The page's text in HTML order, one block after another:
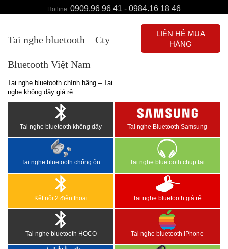
Hotline: 0909.96 96 41 - 0984.16 18 46
Tai nghe bluetooth – Cty
Bluetooth Việt Nam
Tai nghe bluetooth chính hãng – Tai
nghe không dây giá rẻ
LIÊN HỆ MUA
HÀNG
Tai nghe bluetooth không dây Tai nghe Bluetooth Samsung
Tai nghe bluetooth chống ồn Tai nghe bluetooth chụp tai
Kết nối 2 điện thoại Tai nghe bluetooth giá rẻ
Tai nghe bluetooth HOCO Tai nghe bluetooth IPhone